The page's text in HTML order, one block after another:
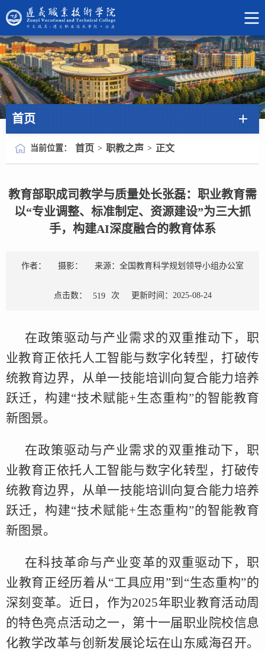
首页
当前位置： 首页 > 职教之声 > 正文
教育部职成司教学与质量处长张磊：职业教育需
以“专业调整、标准制定、资源建设”为三大抓
手，构建AI深度融合的教育体系
作者： 摄影： 来源：全国教育科学规划领导小组办公室
点击数： 519 次 更新时间：2025-08-24
在政策驱动与产业需求的双重推动下，职
业教育正依托人工智能与数字化转型，打破传
统教育边界，从单一技能培训向复合能力培养
跃迁，构建“技术赋能+生态重构”的智能教育
新图景。
在政策驱动与产业需求的双重推动下，职
业教育正依托人工智能与数字化转型，打破传
统教育边界，从单一技能培训向复合能力培养
跃迁，构建“技术赋能+生态重构”的智能教育
新图景。
在科技革命与产业变革的双重驱动下，职
业教育正经历着从“工具应用”到“生态重构”的
深刻变革。近日，作为2025年职业教育活动周
的特色亮点活动之一，第十一届职业院校信息
化教学改革与创新发展论坛在山东威海召开。